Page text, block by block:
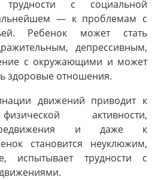
трудности с социальной
— к проблемам с
Ребенок может стать
депрессивным,
с окружающими и может
здоровые отношения.
движений приводит к
активности,
и даже к
становится неуклюжим,
испытывает трудности с